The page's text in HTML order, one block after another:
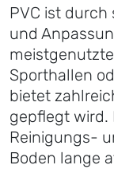
PVC ist durch
und
Sporthallen
bietet
gepflegt wird.
Reinigungs-
Boden lange